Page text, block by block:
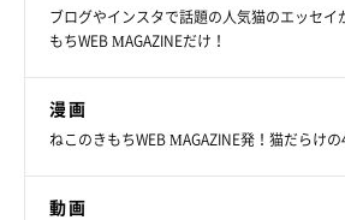
なった『猫ニュースランキ
ねこのきもちWEB MAGAZINEでは昨
みんなどんな記事が人
きもちWEB
ブログやインスタで話題の人気猫のエッセイ
もちWEB MAGAZINEだけ！
漫画
ねこのきもちWEB MAGAZINE発！猫だらけ
動画